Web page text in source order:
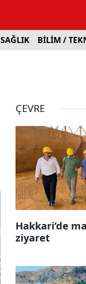
SAĞLIK BİLİM /
ÇEVRE
Hakkari’de
ziyaret